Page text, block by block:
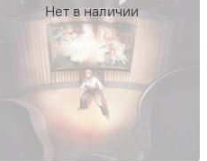
Нет в наличии